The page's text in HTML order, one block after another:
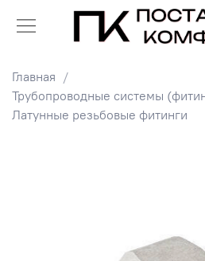
Главная
Трубопроводные системы
Латунные резьбовые фитинги